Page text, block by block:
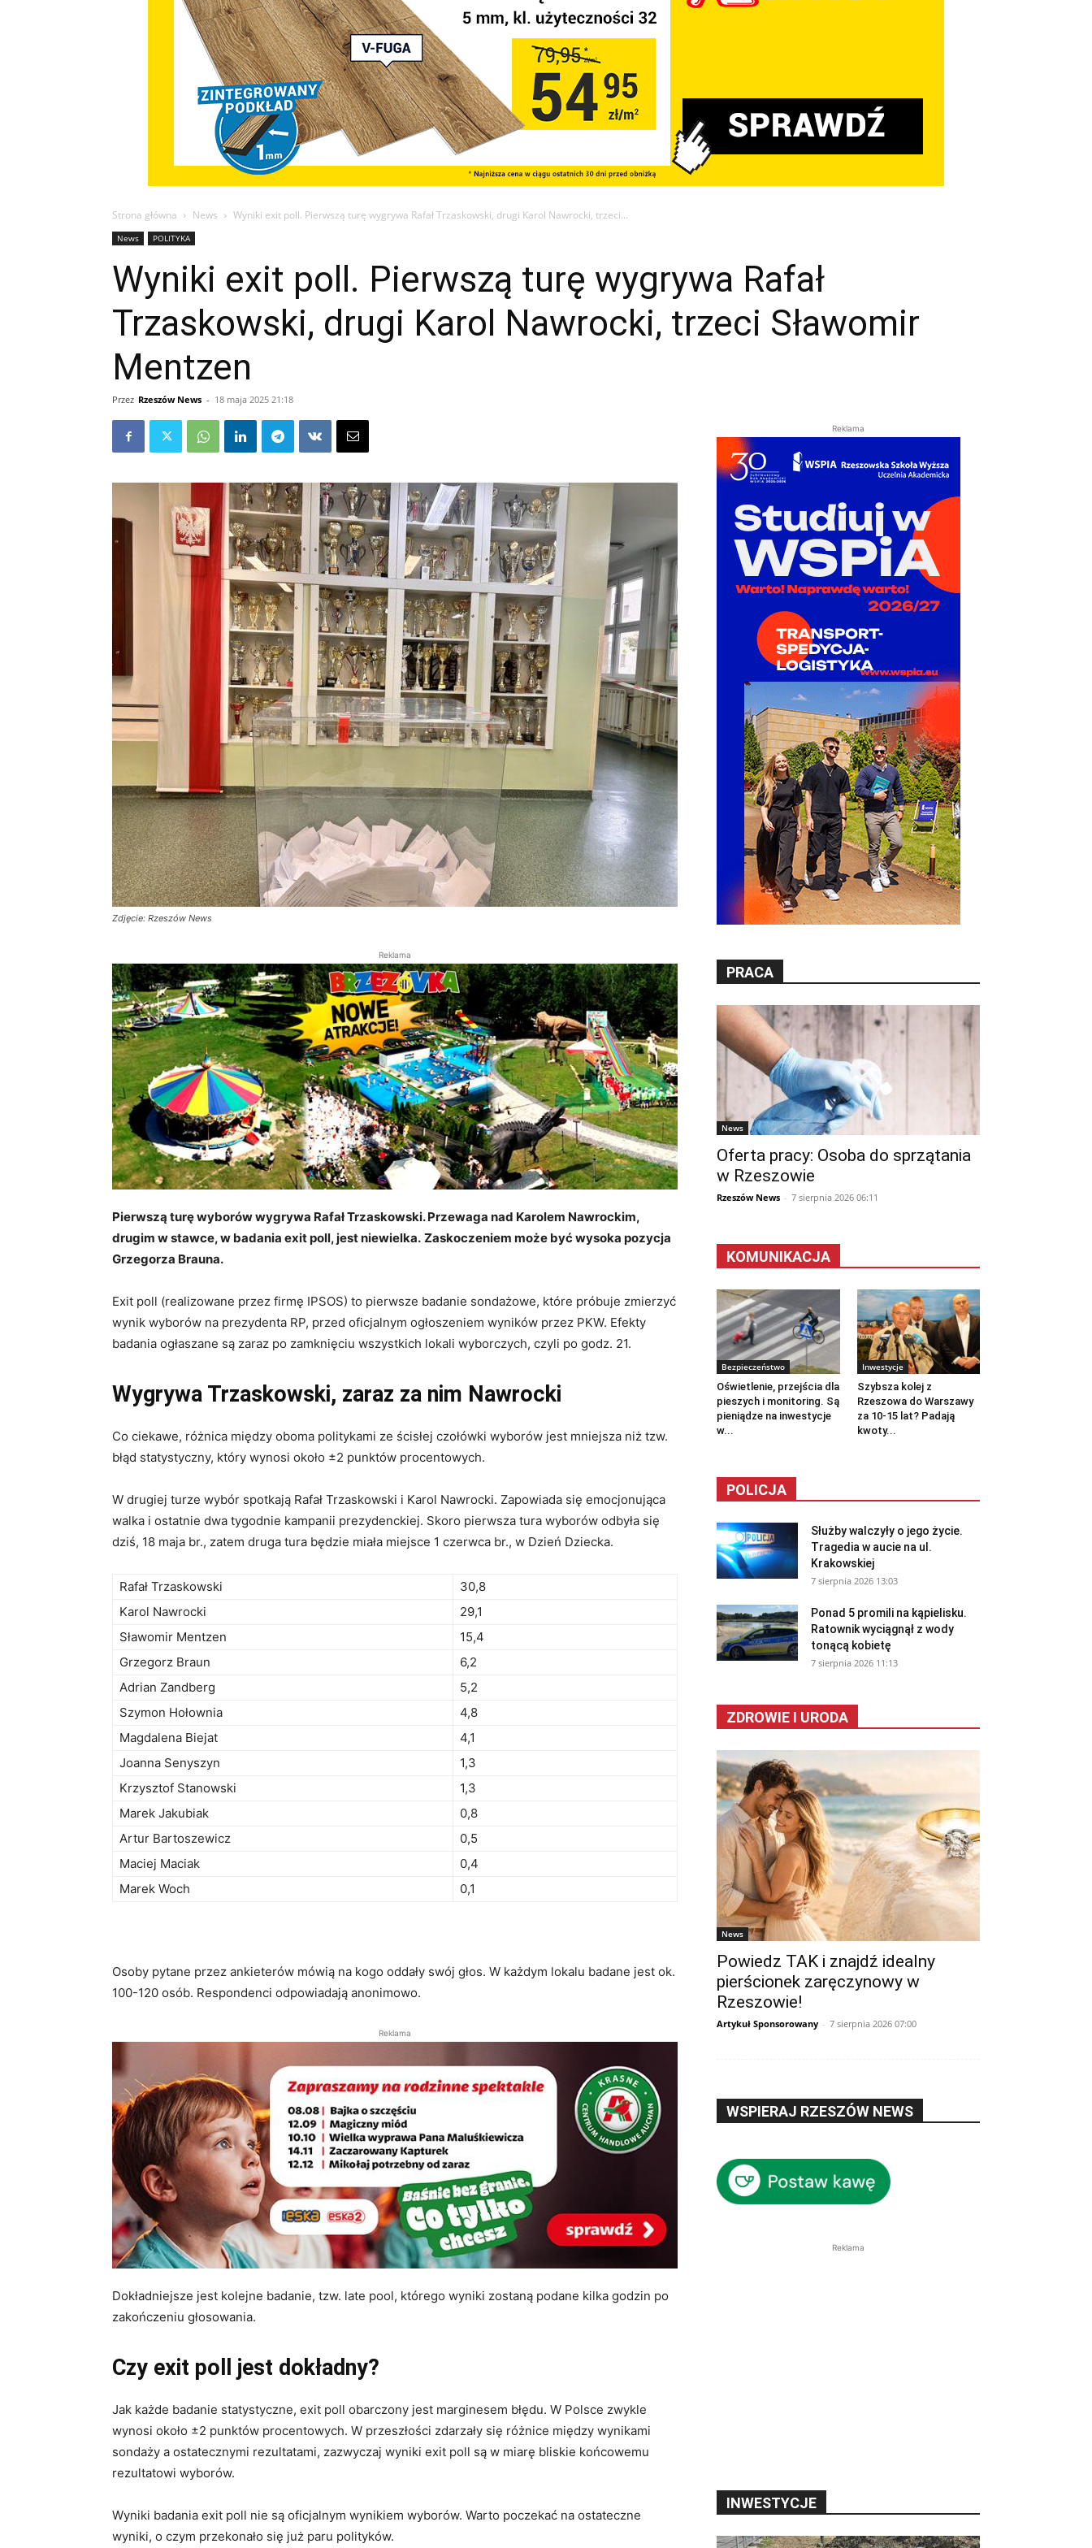
Strona główna News Wyniki exit poll. Pierwszą turę wygrywa Rafał Trzaskowski, drugi Karol Nawrocki, trzeci...
News POLITYKA
Wyniki exit poll. Pierwszą turę wygrywa Rafał
Trzaskowski, drugi Karol Nawrocki, trzeci Sławomir
Mentzen
Przez Rzeszów News - 18 maja 2025 21:18
Zdjęcie: Rzeszów News
Reklama
Pierwszą turę wyborów wygrywa Rafał Trzaskowski. Przewaga nad Karolem Nawrockim,
drugim w stawce, w badania exit poll, jest niewielka. Zaskoczeniem może być wysoka pozycja
Grzegorza Brauna.
Exit poll (realizowane przez firmę IPSOS) to pierwsze badanie sondażowe, które próbuje zmierzyć
wynik wyborów na prezydenta RP, przed oficjalnym ogłoszeniem wyników przez PKW. Efekty
badania ogłaszane są zaraz po zamknięciu wszystkich lokali wyborczych, czyli po godz. 21.
Wygrywa Trzaskowski, zaraz za nim Nawrocki
Co ciekawe, różnica między oboma politykami ze ścisłej czołówki wyborów jest mniejsza niż tzw.
błąd statystyczny, który wynosi około ±2 punktów procentowych.
W drugiej turze wybór spotkają Rafał Trzaskowski i Karol Nawrocki. Zapowiada się emocjonująca
walka i ostatnie dwa tygodnie kampanii prezydenckiej. Skoro pierwsza tura wyborów odbyła się
dziś, 18 maja br., zatem druga tura będzie miała miejsce 1 czerwca br., w Dzień Dziecka.
Rafał Trzaskowski
30,8
Karol Nawrocki
29,1
Sławomir Mentzen
15,4
Grzegorz Braun
6,2
Adrian Zandberg
5,2
Szymon Hołownia
4,8
Magdalena Biejat
4,1
Joanna Senyszyn
1,3
Krzysztof Stanowski
1,3
Marek Jakubiak
0,8
Artur Bartoszewicz
0,5
Maciej Maciak
0,4
Marek Woch
0,1
Osoby pytane przez ankieterów mówią na kogo oddały swój głos. W każdym lokalu badane jest ok.
100-120 osób. Respondenci odpowiadają anonimowo.
Reklama
Dokładniejsze jest kolejne badanie, tzw. late pool, którego wyniki zostaną podane kilka godzin po
zakończeniu głosowania.
Czy exit poll jest dokładny?
Jak każde badanie statystyczne, exit poll obarczony jest marginesem błędu. W Polsce zwykle
wynosi około ±2 punktów procentowych. W przeszłości zdarzały się różnice między wynikami
sondaży a ostatecznymi rezultatami, zazwyczaj wyniki exit poll są w miarę bliskie końcowemu
rezultatowi wyborów.
Wyniki badania exit poll nie są oficjalnym wynikiem wyborów. Warto poczekać na ostateczne
wyniki, o czym przekonało się już paru polityków.
Reklama
PRACA
News
Oferta pracy: Osoba do sprzątania
w Rzeszowie
Rzeszów News - 7 sierpnia 2026 06:11
KOMUNIKACJA
Bezpieczeństwo
Oświetlenie, przejścia dla
pieszych i monitoring. Są
pieniądze na inwestycje
w...
Inwestycje
Szybsza kolej z
Rzeszowa do Warszawy
za 10-15 lat? Padają
kwoty...
POLICJA
Służby walczyły o jego życie.
Tragedia w aucie na ul.
Krakowskiej
7 sierpnia 2026 13:03
Ponad 5 promili na kąpielisku.
Ratownik wyciągnął z wody
tonącą kobietę
7 sierpnia 2026 11:13
ZDROWIE I URODA
News
Powiedz TAK i znajdź idealny
pierścionek zaręczynowy w
Rzeszowie!
Artykuł Sponsorowany - 7 sierpnia 2026 07:00
WSPIERAJ RZESZÓW NEWS
Reklama
INWESTYCJE